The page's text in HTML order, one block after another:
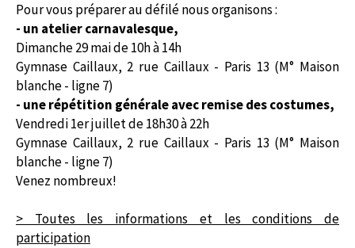
Pour vous préparer au défilé nous organisons :
- un atelier carnavalesque,
Dimanche 29 mai de 10h à 14h
Gymnase Caillaux, 2 rue Caillaux - Paris 13 (M° Maison
blanche - ligne 7)
- une répétition générale avec remise des costumes,
Vendredi 1er juillet de 18h30 à 22h
Gymnase Caillaux, 2 rue Caillaux - Paris 13 (M° Maison
blanche - ligne 7)
Venez nombreux!
> Toutes les informations et les conditions de
participation